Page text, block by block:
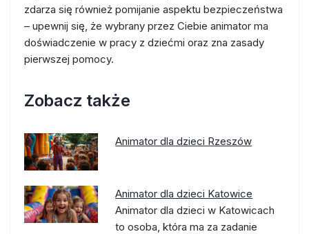
zdarza się również pomijanie aspektu bezpieczeństwa
– upewnij się, że wybrany przez Ciebie animator ma
doświadczenie w pracy z dziećmi oraz zna zasady
pierwszej pomocy.
Zobacz także
Animator dla dzieci Rzeszów
Animator dla dzieci Katowice
Animator dla dzieci w Katowicach
to osoba, która ma za zadanie